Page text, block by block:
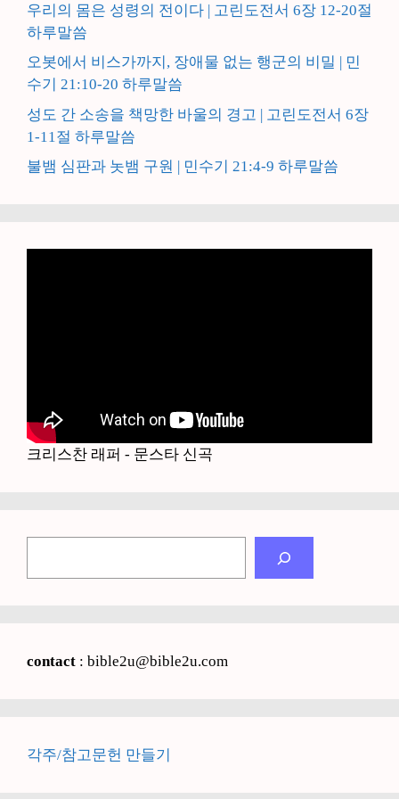
우리의 몸은 성령의 전이다 | 고린도전서 6장 12-20절
하루말씀
오봇에서 비스가까지, 장애물 없는 행군의 비밀 | 민
수기 21:10-20 하루말씀
성도 간 소송을 책망한 바울의 경고 | 고린도전서 6장
1-11절 하루말씀
불뱀 심판과 놋뱀 구원 | 민수기 21:4-9 하루말씀
크리스찬 래퍼 - 문스타 신곡
contact : bible2u@bible2u.com
각주/참고문헌 만들기